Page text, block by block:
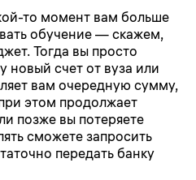
то момент вам больше
обучение — скажем,
Тогда вы просто
новый счет от вуза или
вам очередную сумму,
этом продолжает
позже вы потеряете
сможете запросить
передать банку